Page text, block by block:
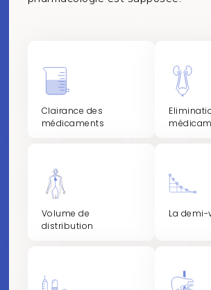
Clairance des
médicaments
Volume de
distribution
La demi-